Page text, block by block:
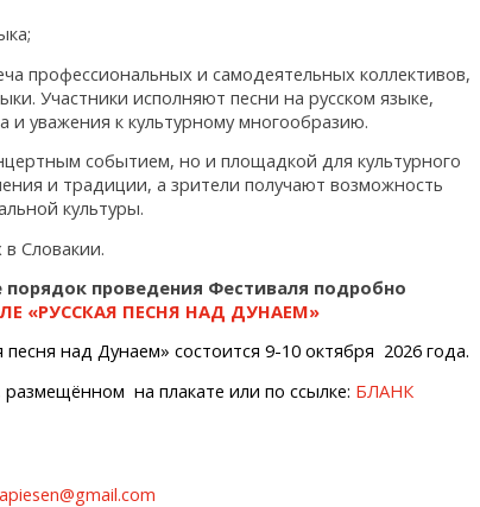
профессиональных и самодеятельных коллективов,
Участники исполняют песни на русском языке,
и уважения к культурному многообразию.
событием, но и площадкой для культурного
и традиции, а зрители получают возможность
культуры.
Словакии.
порядок проведения Фестиваля подробно
«РУССКАЯ ПЕСНЯ НАД ДУНАЕМ»
над Дунаем» cостоится 9-10 октября 2026 года.
на плакате или по ссылке: БЛАНК